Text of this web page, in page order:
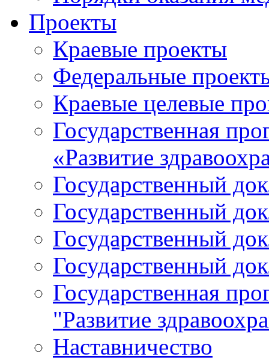
Проекты
Краевые проекты
Федеральные
Краевые целевые
Государственная
«Развитие
Государственный
Государственный
Государственный
Государственный
Государственная
"Развитие
Наставничество